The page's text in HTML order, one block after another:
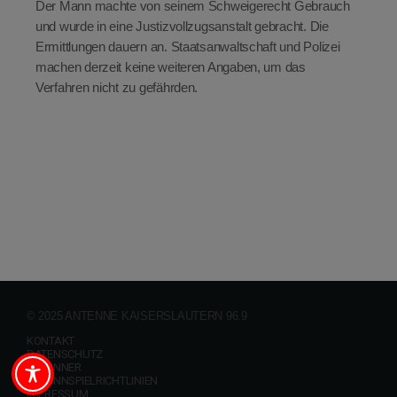
Der Mann machte von seinem Schweigerecht Gebrauch
und wurde in eine Justizvollzugsanstalt gebracht. Die
Ermittlungen dauern an. Staatsanwaltschaft und Polizei
machen derzeit keine weiteren Angaben, um das
Verfahren nicht zu gefährden.
© 2025 ANTENNE KAISERSLAUTERN 96.9
KONTAKT
DATENSCHUTZ
GEWINNER
GEWINNSPIELRICHTLINIEN
IMPRESSUM